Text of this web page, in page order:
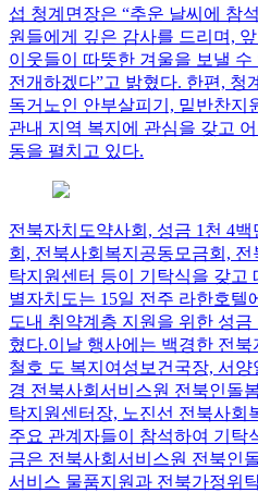
섭 청계면장은 “추운 날씨에 참
원들에게 깊은 감사를 드리며,
이웃들이 따뜻한 겨울을 보낼
전개하겠다”고 밝혔다. 한편, 청
독거노인 안부살피기, 밑반찬지
관내 지역 복지에 관심을 갖고
동을 펼치고 있다.
전북자치도약사회, 성금 1천 4
회, 전북사회복지공동모금회,
탁지원센터 등이 기탁식을 갖고
별자치도는 15일 전주 라한호
도내 취약계층 지원을 위한 성
혔다.이날 행사에는 백경한 전
철호 도 복지여성보건국장, 서
경 전북사회서비스원 전북인돌
탁지원센터장, 노진선 전북사회
주요 관계자들이 참석하여 기탁
금은 전북사회서비스원 전북인
서비스 물품지원과 전북가정위